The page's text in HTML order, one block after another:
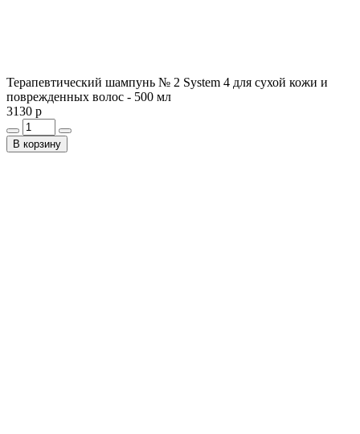
Терапевтический шампунь № 2 System 4 для сухой кожи и
поврежденных волос - 500 мл
3130 р
В корзину